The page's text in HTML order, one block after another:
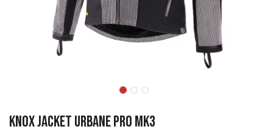
KNOX Jacket Urbane Pro MK3